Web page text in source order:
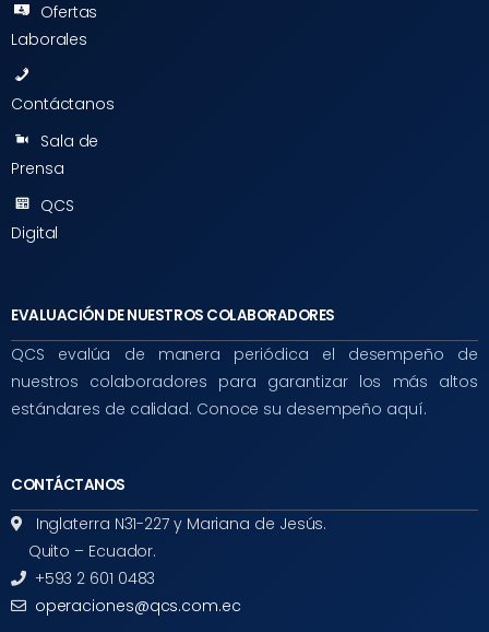
Ofertas
Laborales
Contáctanos
Sala de
Prensa
QCS
Digital
EVALUACIÓN DE NUESTROS COLABORADORES
QCS evalúa de manera periódica el desempeño de
nuestros colaboradores para garantizar los más altos
estándares de calidad. Conoce su desempeño aquí.
CONTÁCTANOS
Inglaterra N31-227 y Mariana de Jesús.
Quito – Ecuador.
+593 2 601 0483
operaciones@qcs.com.ec